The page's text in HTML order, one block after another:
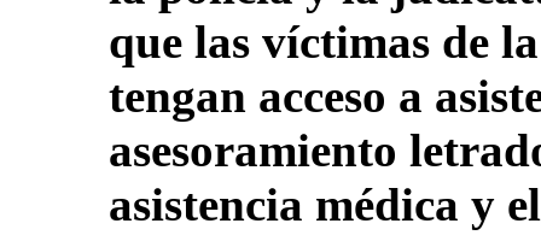
que las víctimas de
tengan acceso a
asesoramiento
asistencia médica y